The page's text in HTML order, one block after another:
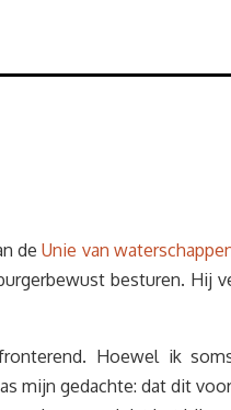
deUnie van
besturen. Hij
Hoewel ik
mijn gedachte: dat dit